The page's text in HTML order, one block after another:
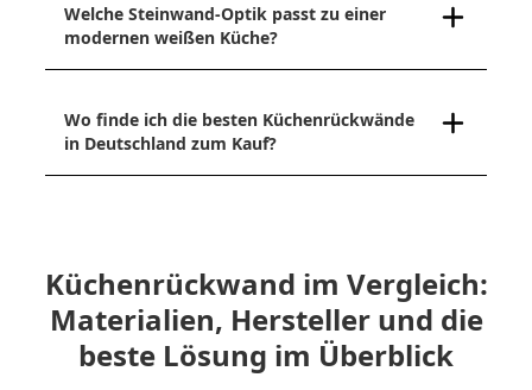
Welche Steinwand-Optik passt zu einer
modernen weißen Küche?
Wo finde ich die besten Küchenrückwände
in Deutschland zum Kauf?
Küchenrückwand im Vergleich:
Materialien, Hersteller und die
beste Lösung im Überblick